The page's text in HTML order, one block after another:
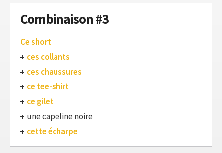
Combinaison #3
Ce short
ces collants
ces chaussures
ce tee-shirt
ce gilet
une capeline noire
cette écharpe